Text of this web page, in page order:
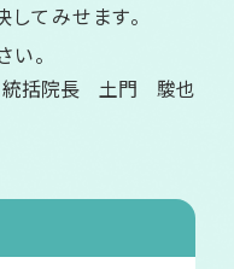
てみせます。
。
統括院長 土門 駿也